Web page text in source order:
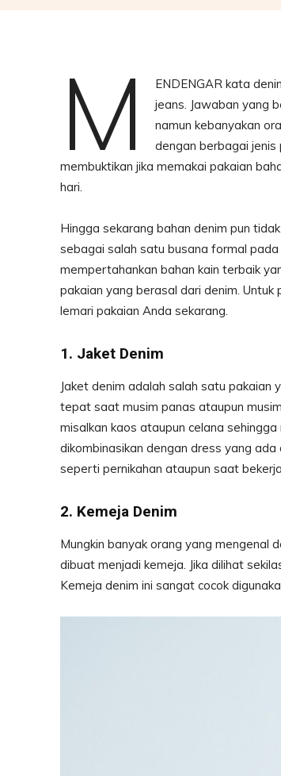
M
ENDENGAR kata
jeans. Jawaban yang
namun kebanyakan
dengan berbagai jenis
membuktikan jika memakai pakaian
hari.
Hingga sekarang bahan denim pun
sebagai salah satu busana formal
mempertahankan bahan kain terbaik
pakaian yang berasal dari denim.
lemari pakaian Anda sekarang.
1. Jaket Denim
Jaket denim adalah salah satu pakaian
tepat saat musim panas ataupun
misalkan kaos ataupun celana
dikombinasikan dengan dress yang
seperti pernikahan ataupun saat
2. Kemeja Denim
Mungkin banyak orang yang mengenal
dibuat menjadi kemeja. Jika dilihat
Kemeja denim ini sangat cocok